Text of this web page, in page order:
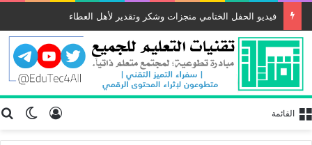
فيديو الحفل الختامي منجزات وشكر وتقدير لأهل العطاء
تسجيل القائمة